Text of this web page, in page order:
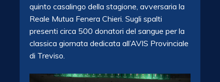
quinto casalingo della stagione, avversaria la
Reale Mutua Fenera Chieri. Sugli spalti
presenti circa 500 donatori del sangue per la
classica giornata dedicata all’AVIS Provinciale
di Treviso.